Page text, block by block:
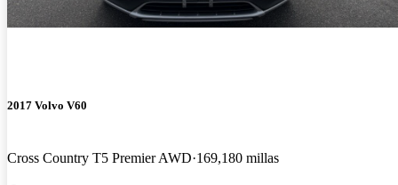
2017 Volvo V60
Cross Country T5 Premier AWD 169,180 millas